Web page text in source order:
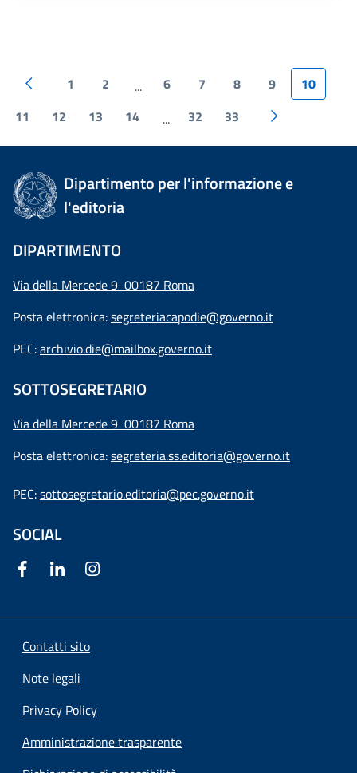
1 2 ... 6 7 8 9
10
11
12 13 14 ... 32 33
Dipartimento per l'informazione e
l'editoria
DIPARTIMENTO
Via della Mercede 9 00187 Roma
Posta elettronica:segreteriacapodie@governo.it
PEC:archivio.die@mailbox.governo.it
SOTTOSEGRETARIO
Via della Mercede 9 00187 Roma
Posta elettronica:segreteria.ss.editoria@governo.it
PEC:sottosegretario.editoria@pec.governo.it
SOCIAL
Contatti sito
Note legali
Privacy Policy
Amministrazione trasparente